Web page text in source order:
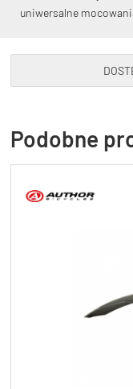
34,90 zł*
uniwersalne
Podobne